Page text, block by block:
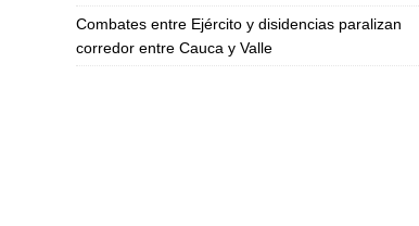
Combates entre Ejército y disidencias paralizan
corredor entre Cauca y Valle